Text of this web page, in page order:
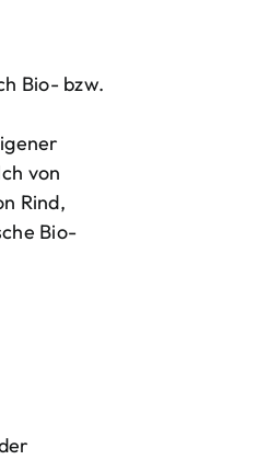
Bio- bzw.
von
Rind,
Bio-